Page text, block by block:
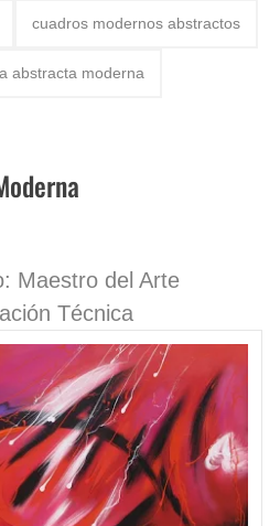
cuadros modernos abstractos
abstracta moderna
Maestro del Arte
Técnica